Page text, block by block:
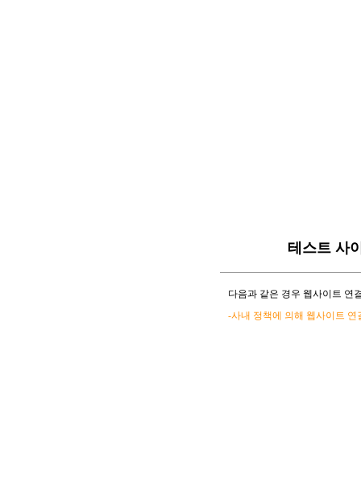
테스트 사
다음과 같은 경우 웹사이트 연
-사내 정책에 의해 웹사이트